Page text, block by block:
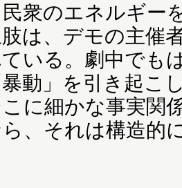
衆のエネルギー
は、デモの主催
いる。劇中でも
動」を引き起こ
に細かな事実関
、それは構造的